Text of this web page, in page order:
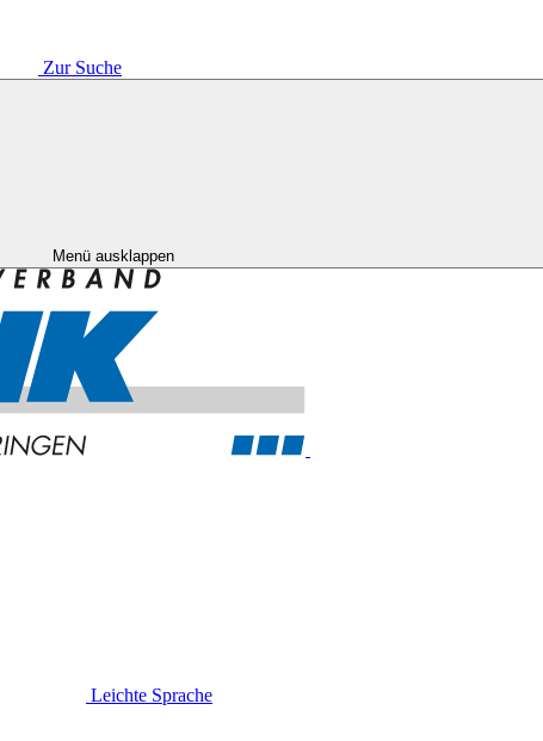
Zur Suche
Menü ausklappen
Leichte Sprache